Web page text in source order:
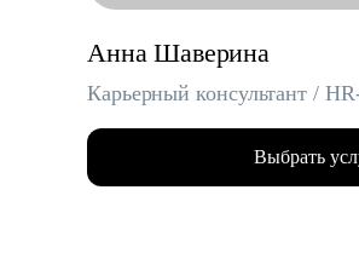
Анна Шаверина
Карьерный консультант /
Выбрать